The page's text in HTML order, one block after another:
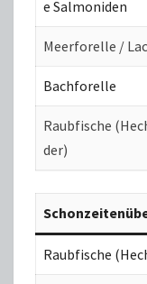
e Salmoniden
Meerforelle /
Bachforelle
Raubfische
der)
Raubfische